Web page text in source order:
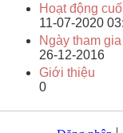
Hoạt động
11-07-2020
Ngày tham gia
26-12-2016
Giới thiệu
0